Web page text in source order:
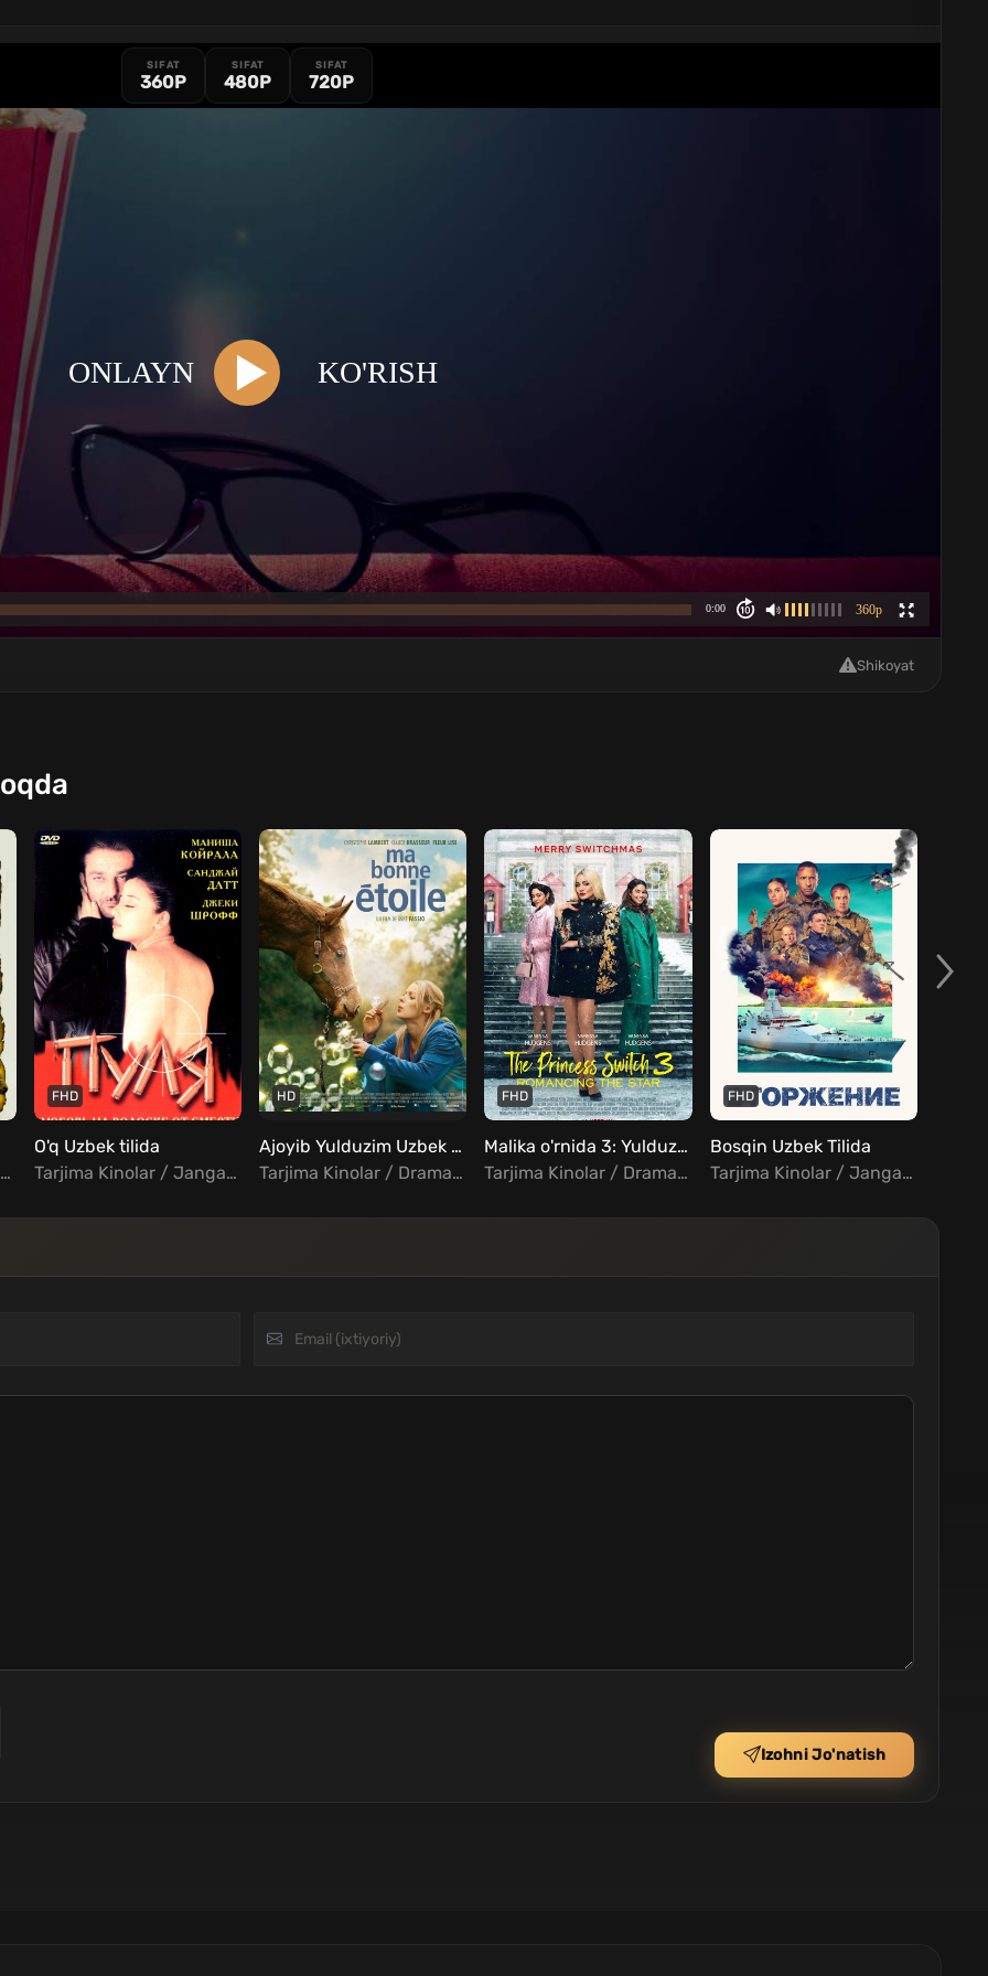
SIFAT
360P
SIFAT
480P
SIFAT
720P
Shikoyat
Tarjima Kinolar / Jangari / Melodrama / Sarguzasht / Oilaviy / Xorij Kinolar Uzbek Tilida
FHD
O'q Uzbek tilida
Tarjima Kinolar / Jangari / Hind Kinolar Uzbek Tilida
HD
Ajoyib Yulduzim Uzbek tilida
Tarjima Kinolar / Drama / Xorij Kinolar Uzbek Tilida
FHD
Malika o'rnida 3: Yulduzli romantika Uzbek Tilida
Tarjima Kinolar / Drama / Komediya / Melodrama / Oilaviy / Xorij Kinolar Uzbek Tilida
FHD
Bosqin Uzbek Tilida
Tarjima Kinolar / Jangari / Harbiy / Triller / Xorij Kinolar Uzbek Tilida
Izohni Jo'natish